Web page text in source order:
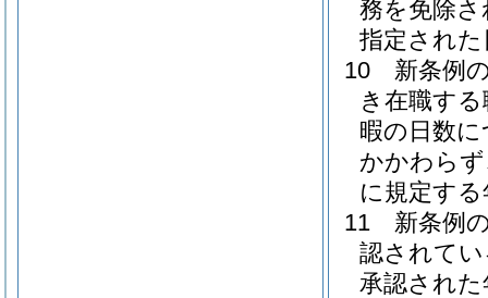
務を免除
指定され
10
新条例
き在職す
暇の日数
かかわら
に規定す
11
新条例
認されて
承認され